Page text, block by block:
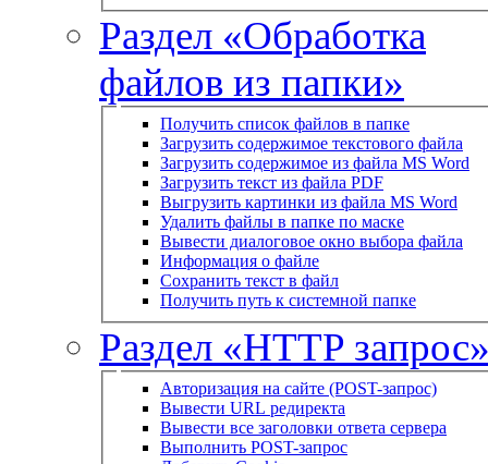
Раздел «Обработка
файлов из папки»
Получить список файлов в папке
Загрузить содержимое текстового файла
Загрузить содержимое из файла MS Word
Загрузить текст из файла PDF
Выгрузить картинки из файла MS Word
Удалить файлы в папке по маске
Вывести диалоговое окно выбора файла
Информация о файле
Сохранить текст в файл
Получить путь к системной папке
Раздел «HTTP
Авторизация на сайте (POST-запрос)
Вывести URL редиректа
Вывести все заголовки ответа сервера
Выполнить POST-запрос